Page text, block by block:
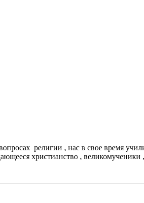
религии , нас в свое время
христианство ,